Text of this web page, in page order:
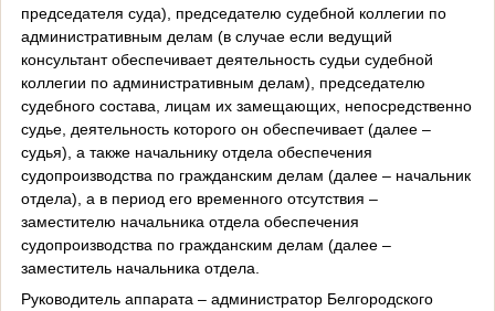
председателя суда), председателю судебной коллегии по
административным делам (в случае если ведущий
консультант обеспечивает деятельность судьи судебной
коллегии по административным делам), председателю
судебного состава, лицам их замещающих, непосредственно
судье, деятельность которого он обеспечивает (далее –
судья), а также начальнику отдела обеспечения
судопроизводства по гражданским делам (далее – начальник
отдела), а в период его временного отсутствия –
заместителю начальника отдела обеспечения
судопроизводства по гражданским делам (далее –
заместитель начальника отдела.
Руководитель аппарата – администратор Белгородского